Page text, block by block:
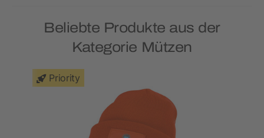
Beliebte Produkte aus der
Kategorie Mützen
Priority